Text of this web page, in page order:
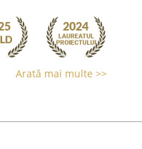
Arată mai multe >>